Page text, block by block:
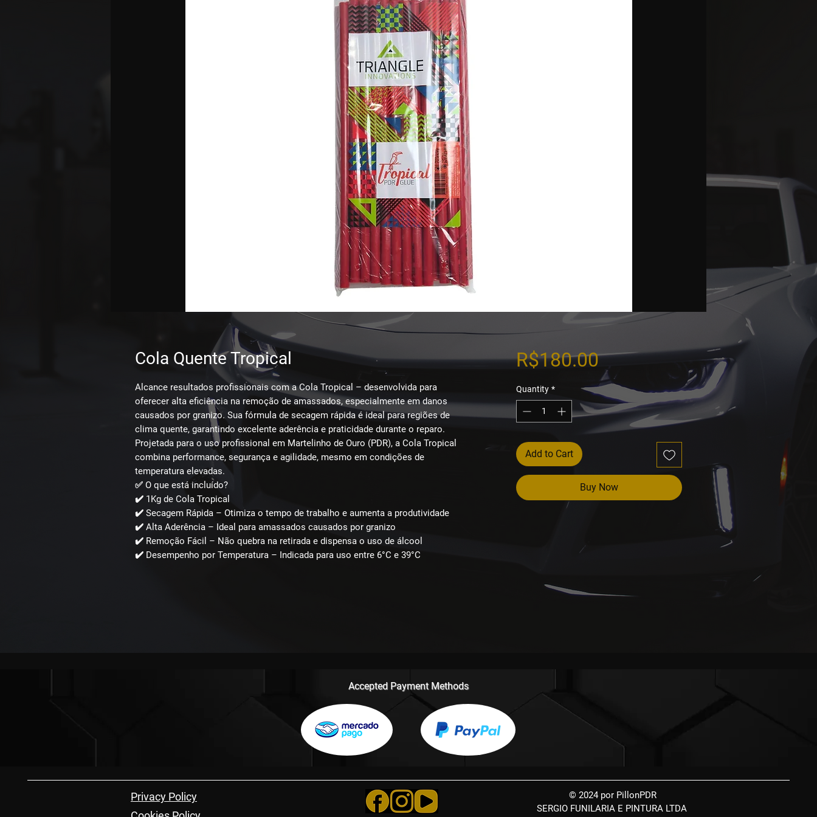
Cola Quente Tropical
Alcance resultados profissionais com a Cola Tropical – desenvolvida para
oferecer alta eficiência na remoção de amassados, especialmente em danos
causados por granizo. Sua fórmula de secagem rápida é ideal para regiões de
clima quente, garantindo excelente aderência e praticidade durante o reparo.
Projetada para o uso profissional em Martelinho de Ouro (PDR), a Cola Tropical
combina performance, segurança e agilidade, mesmo em condições de
temperatura elevadas.
✅ O que está incluído?
✔️ 1Kg de Cola Tropical
✔️ Secagem Rápida – Otimiza o tempo de trabalho e aumenta a produtividade
✔️ Alta Aderência – Ideal para amassados causados por granizo
✔️ Remoção Fácil – Não quebra na retirada e dispensa o uso de álcool
✔️ Desempenho por Temperatura – Indicada para uso entre 6°C e 39°C
R$180.00Price
Quantity *
Add to Cart
Buy Now
Accepted Payment Methods
Privacy Policy
© 2024 por PillonPDR
SERGIO FUNILARIA E PINTURA LTDA